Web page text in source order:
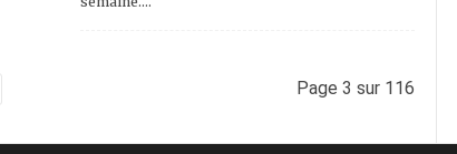
Page 3 sur 116